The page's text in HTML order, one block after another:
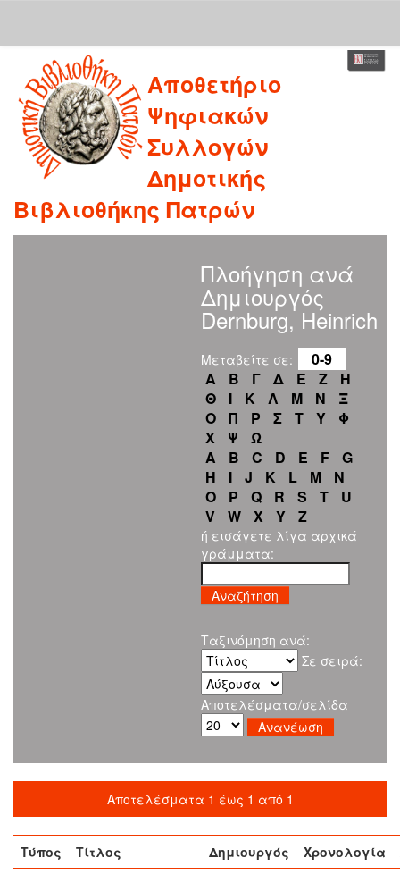
navigation
Αποθετήριο
Ψηφιακών
Συλλογών
Δημοτικής
Βιβλιοθήκης Πατρών
Πλοήγηση ανά
Δημιουργός
Dernburg, Heinrich
Μεταβείτε σε:
0-9
Α
Β Γ Δ Ε Ζ
Η
Θ
Ι Κ Λ Μ Ν
Ξ
Ο
Π Ρ Σ Τ Υ
Φ
Χ
Ψ
Ω
A
B C D E F
G
H
I J K L M
N
O
P Q R S T
U
V
W X Y Z
ή εισάγετε λίγα αρχικά
γράμματα:
Ταξινόμηση ανά:
Σε σειρά:
Αποτελέσματα/σελίδα
Αποτελέσματα 1 έως 1 από 1
Τύπος Τίτλος Δημιουργός
Χρονολογία